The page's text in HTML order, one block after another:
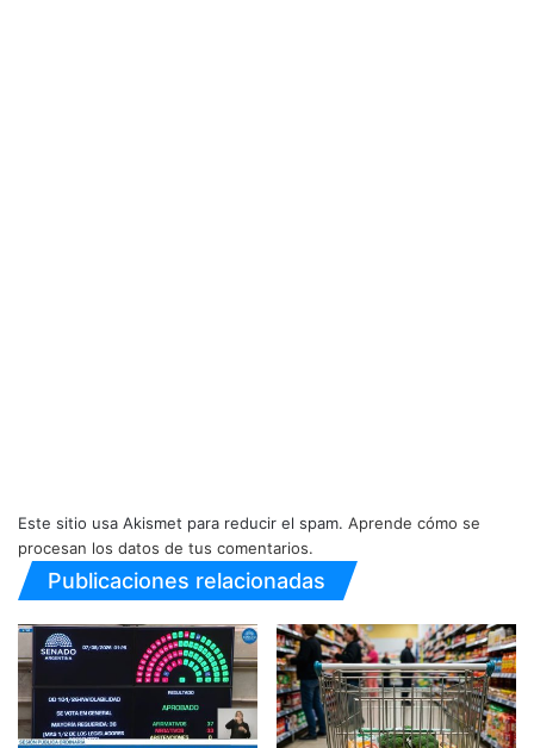
Este sitio usa Akismet para reducir el spam. Aprende cómo se
procesan los datos de tus comentarios.
Publicaciones relacionadas